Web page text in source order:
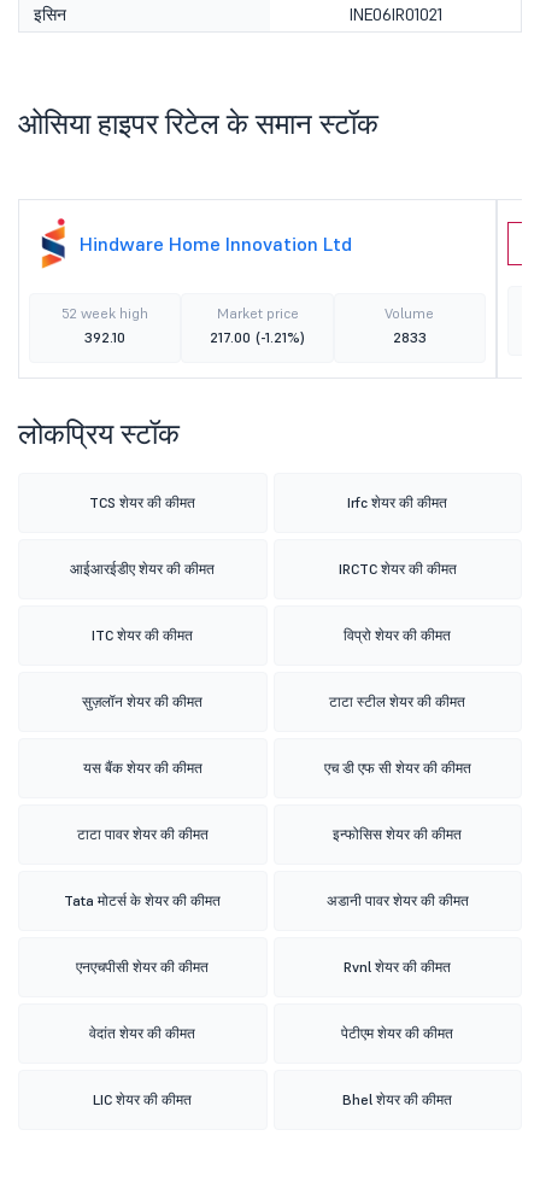
इसिन INE06IR01021
ओसिया हाइपर रिटेल के समान स्टॉक
Hindware Home Innovation Ltd
52 week high
392.10
Market price
217.00 (-1.21%)
Volume
2833
लोकप्रिय स्टॉक
TCS शेयर की कीमत Irfc शेयर की कीमत
आईआरईडीए शेयर की कीमत IRCTC शेयर की कीमत
ITC शेयर की कीमत विप्रो शेयर की कीमत
सुज़लॉन शेयर की कीमत टाटा स्टील शेयर की कीमत
यस बैंक शेयर की कीमत एच डी एफ सी शेयर की कीमत
टाटा पावर शेयर की कीमत इन्फोसिस शेयर की कीमत
Tata मोटर्स के शेयर की कीमत अडानी पावर शेयर की कीमत
एनएचपीसी शेयर की कीमत Rvnl शेयर की कीमत
वेदांत शेयर की कीमत पेटीएम शेयर की कीमत
LIC शेयर की कीमत Bhel शेयर की कीमत